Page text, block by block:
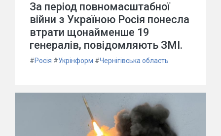
За період повномасштабної
війни з Україною Росія понесла
втрати щонайменше 19
генералів, повідомляють ЗМІ.
#Росія #Укрінформ #Чернігівська область